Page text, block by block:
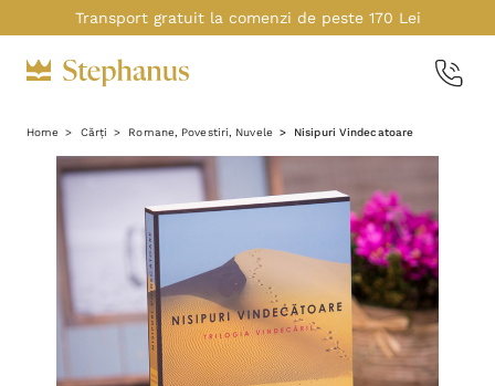
Transport gratuit la comenzi de peste 170 Lei
Home Cărți Romane, Povestiri, Nuvele Nisipuri Vindecatoare